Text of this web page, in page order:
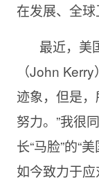
在发展、全球
最近，美
（John
迹象，但是
努力。”我很
长“马脸”的“
如今致力于